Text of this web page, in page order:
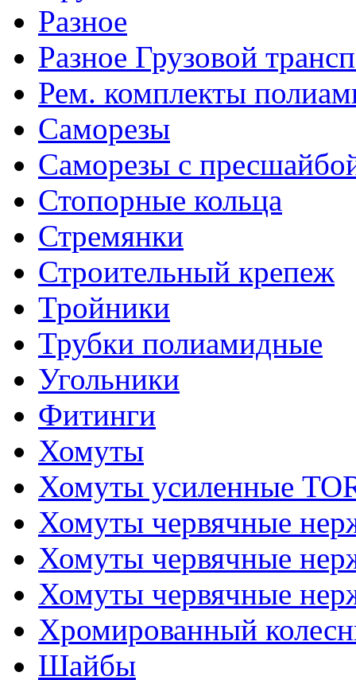
Разное
Разное Грузовой
Рем. комплекты
Саморезы
Саморезы с
Стопорные кольца
Стремянки
Строительный крепеж
Тройники
Трубки полиамидные
Угольники
Фитинги
Хомуты
Хомуты усиленные
Хомуты червячные
Хомуты червячные
Хомуты червячные
Хромированный
Шайбы